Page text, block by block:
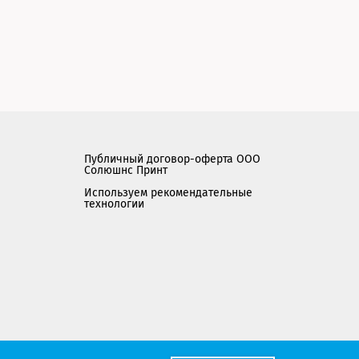
Публичный договор-оферта ООО
Солюшнс Принт
Используем рекомендательные
технологии